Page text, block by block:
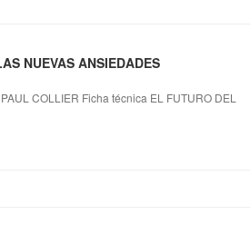
NUEVAS ANSIEDADES
COLLIER Ficha técnica EL FUTURO DEL